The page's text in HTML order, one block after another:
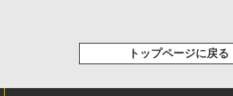
トップページに戻る